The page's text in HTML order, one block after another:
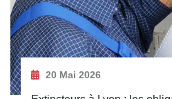
20 Mai 2026